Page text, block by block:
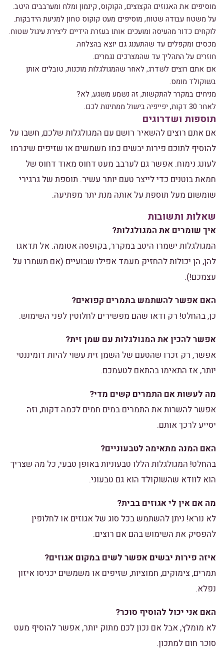
מוסיפים את האגוזים הקצוצים, הקוקוס, קינמון ומלח ומערבבים היטב.
על משטח עבודה שטוח, מוסיפים מעט קוקוס טחון למניעת הידבקות.
לוקחים כדור מהעיסה ומועכים אותו בעזרת הידיים ליצירת עיגול שטוח.
מכסים ומקפלים עד שהתענוג גם יוצא בהצלחה.
חוזרים על התהליך עד שהמצרכים נגמרים.
אם אתם רוצים לשדרג, לאחר שהמגולגלות מוכנות, טובלים אותן
בשוקולד מומס.
מניחים במקרר להתקשות, זה נשמע משגע, לא?
לאחר 30 דקות, יפייפיה בישול ממתינות לכם.
תוספות ושדרוגים
אם אתם רוצים להשאיר רושם עם המגולגלות שלכם, חשבו על
להוסיף לתוכם פירות יבשים כמו משמשים או שזיפים שיגרמו
לעונג נימוח. אפשר גם לערבב מעט דחוס מאוד דחוס של
חמאת בוטנים כדי לייצר טעם יותר עשיר. תוספת של גרגירי
שומשום מעל תוספת על אותה מנת יתר מפתיעה.
שאלות ותשובות
איך שומרים את המגולגלות?
המגולגלות ישמרו היטב במקרר, בקופסה אטומה. אל תדאגו
להן, הן יכולות להחזיק מעמד אפילו שבועיים (אם תשמרו על
עצמכם!).
האם אפשר להשתמש בתמרים קפואים?
כן, בהחלט! רק ודאו שהם מפשירים לחלוטין לפני השימוש.
אפשר להכין את המגולגלות עם שמן זית?
אפשר, רק זכרו שהטעם של השמן זית עשוי להיות דומיננטי
יותר, אז התאימו בהתאם לטעמכם.
מה לעשות אם התמרים קשים מדי?
אפשר להשרות את התמרים במים חמים לכמה דקות, וזה
יסייע לרכך אותם.
האם המנה מתאימה לטבעוניים?
בהחלט! המגולגלות הללו טבעוניות באופן טבעי, כל מה שצריך
הוא לוודא שהשוקולד הוא גם טבעוני.
מה אם אין לי אגוזים בבית?
לא נורא! ניתן להשתמש בכל סוג של אגוזים או לחלופין
להפסיק את השימוש בהם אם רוצים.
איזה פירות יבשים אפשר לשים במקום אגוזים?
תמרים, צימוקים, חמוציות, שזיפים או משמשים יכניסו איזון
נפלא.
האם אני יכול להוסיף סוכר?
לא מומלץ, אבל אם נכון לכם מתוק יותר, אפשר להוסיף מעט
סוכר חום למתכון.